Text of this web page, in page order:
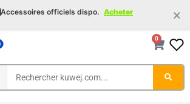
×
Accessoires officiels dispo. Acheter
0